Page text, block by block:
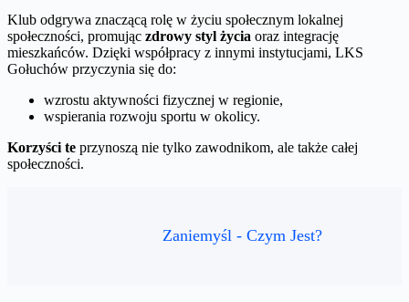
Klub odgrywa znaczącą rolę w życiu społecznym lokalnej
społeczności, promując zdrowy styl życia oraz integrację
mieszkańców. Dzięki współpracy z innymi instytucjami, LKS
Gołuchów przyczynia się do:
wzrostu aktywności fizycznej w regionie,
wspierania rozwoju sportu w okolicy.
Korzyści te przynoszą nie tylko zawodnikom, ale także całej
społeczności.
Zaniemyśl - Czym Jest?